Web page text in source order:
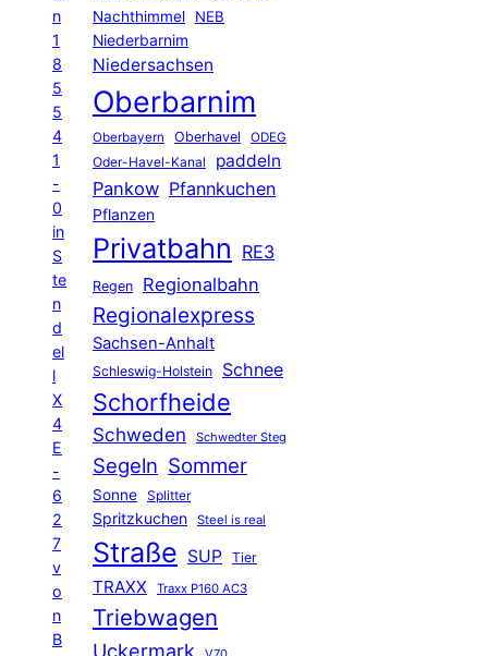
n
1
8
5
5
4
1
-
0
in
S
te
n
d
el
l
X
4
E
-
6
2
7
v
o
n
B
Nachthimmel
NEB
Niederbarnim
Niedersachsen
Oberbarnim
Oberbayern Oberhavel ODEG
Oder-Havel-Kanal paddeln
Pankow Pfannkuchen
Pflanzen
Privatbahn RE3
Regen Regionalbahn
Regionalexpress
Sachsen-Anhalt
Schleswig-Holstein Schnee
Schorfheide
Schweden Schwedter Steg
Segeln Sommer
Sonne Splitter
Spritzkuchen Steel is real
Straße SUP Tier
TRAXX Traxx P160 AC3
Triebwagen
Uckermark